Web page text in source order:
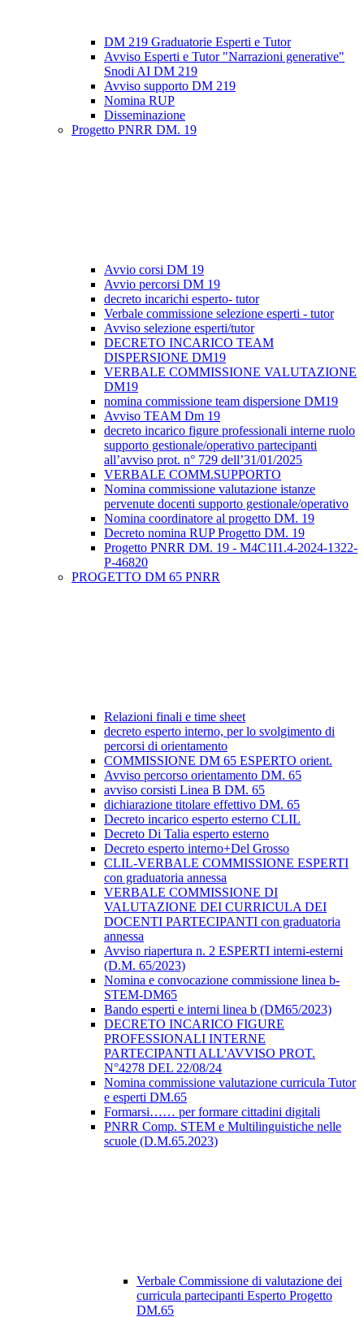
DM 219 Graduatorie Esperti e Tutor
Avviso Esperti e Tutor "Narrazioni generative"
Snodi AI DM 219
Avviso supporto DM 219
Nomina RUP
Disseminazione
Progetto PNRR DM. 19
Avvio corsi DM 19
Avvio percorsi DM 19
decreto incarichi esperto- tutor
Verbale commissione selezione esperti - tutor
Avviso selezione esperti/tutor
DECRETO INCARICO TEAM
DISPERSIONE DM19
VERBALE COMMISSIONE VALUTAZIONE
DM19
nomina commissione team dispersione DM19
Avviso TEAM Dm 19
decreto incarico figure professionali interne ruolo
supporto gestionale/operativo partecipanti
all’avviso prot. n° 729 dell’31/01/2025
VERBALE COMM.SUPPORTO
Nomina commissione valutazione istanze
pervenute docenti supporto gestionale/operativo
Nomina coordinatore al progetto DM. 19
Decreto nomina RUP Progetto DM. 19
Progetto PNRR DM. 19 - M4C1I1.4-2024-1322-
P-46820
PROGETTO DM 65 PNRR
Relazioni finali e time sheet
decreto esperto interno, per lo svolgimento di
percorsi di orientamento
COMMISSIONE DM 65 ESPERTO orient.
Avviso percorso orientamento DM. 65
avviso corsisti Linea B DM. 65
dichiarazione titolare effettivo DM. 65
Decreto incarico esperto esterno CLIL
Decreto Di Talia esperto esterno
Decreto esperto interno+Del Grosso
CLIL-VERBALE COMMISSIONE ESPERTI
con graduatoria annessa
VERBALE COMMISSIONE DI
VALUTAZIONE DEI CURRICULA DEI
DOCENTI PARTECIPANTI con graduatoria
annessa
Avviso riapertura n. 2 ESPERTI interni-esterni
(D.M. 65/2023)
Nomina e convocazione commissione linea b-
STEM-DM65
Bando esperti e interni linea b (DM65/2023)
DECRETO INCARICO FIGURE
PROFESSIONALI INTERNE
PARTECIPANTI ALL'AVVISO PROT.
N°4278 DEL 22/08/24
Nomina commissione valutazione curricula Tutor
e esperti DM.65
Formarsi…… per formare cittadini digitali
PNRR Comp. STEM e Multilinguistiche nelle
scuole (D.M.65.2023)
Verbale Commissione di valutazione dei
curricula partecipanti Esperto Progetto
DM.65